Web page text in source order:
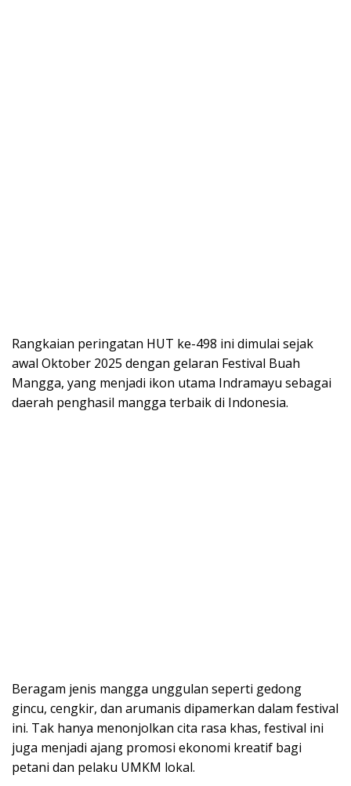
Rangkaian peringatan HUT ke-498 ini dimulai sejak
awal Oktober 2025 dengan gelaran Festival Buah
Mangga, yang menjadi ikon utama Indramayu sebagai
daerah penghasil mangga terbaik di Indonesia.
Beragam jenis mangga unggulan seperti gedong
gincu, cengkir, dan arumanis dipamerkan dalam festival
ini. Tak hanya menonjolkan cita rasa khas, festival ini
juga menjadi ajang promosi ekonomi kreatif bagi
petani dan pelaku UMKM lokal.